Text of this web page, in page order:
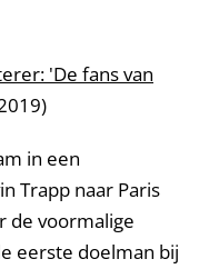
'De fans van
in een
Trapp naar Paris
de voormalige
eerste doelman bij